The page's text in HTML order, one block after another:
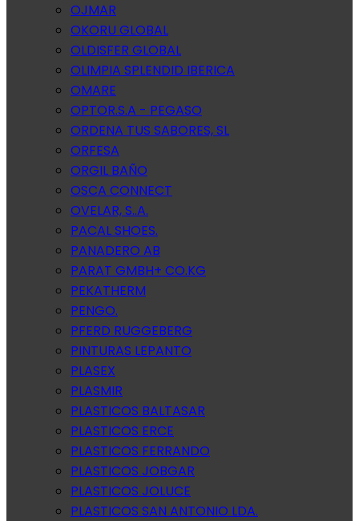
OJMAR
OKORU GLOBAL
OLDISFER GLOBAL
OLIMPIA SPLENDID IBERICA
OMARE
OPTOR.S.A - PEGASO
ORDENA TUS SABORES, SL
ORFESA
ORGIL BAÑO
OSCA CONNECT
OVELAR, S..A.
PACAL SHOES.
PANADERO AB
PARAT GMBH+ CO.KG
PEKATHERM
PENGO.
PFERD RUGGEBERG
PINTURAS LEPANTO
PLASEX
PLASMIR
PLASTICOS BALTASAR
PLASTICOS ERCE
PLASTICOS FERRANDO
PLASTICOS JOBGAR
PLASTICOS JOLUCE
PLASTICOS SAN ANTONIO LDA.